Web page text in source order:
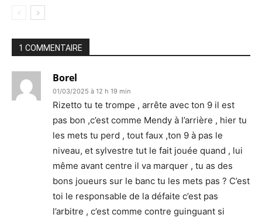
1 COMMENTAIRE
Borel
01/03/2025 à 12 h 19 min
Rizetto tu te trompe , arrête avec ton 9 il est
pas bon ,c’est comme Mendy à l’arrière , hier tu
les mets tu perd , tout faux ,ton 9 à pas le
niveau, et sylvestre tut le fait jouée quand , lui
même avant centre il va marquer , tu as des
bons joueurs sur le banc tu les mets pas ? C’est
toi le responsable de la défaite c’est pas
l’arbitre , c’est comme contre guinguant si